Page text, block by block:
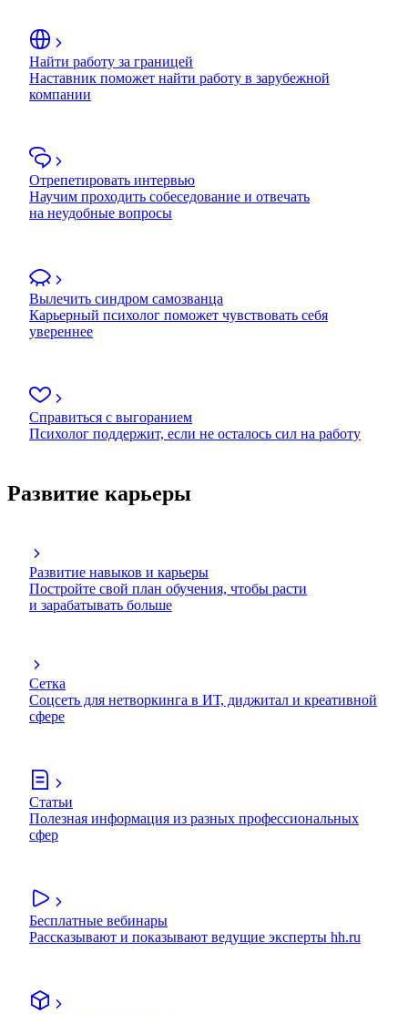
Найти работу за границей
Наставник поможет найти работу в зарубежной
компании
Отрепетировать интервью
Научим проходить собеседование и отвечать
на неудобные вопросы
Вылечить синдром самозванца
Карьерный психолог поможет чувствовать себя
увереннее
Справиться с выгоранием
Психолог поддержит, если не осталось сил на работу
Развитие карьеры
Развитие навыков и карьеры
Постройте свой план обучения, чтобы расти
и зарабатывать больше
Сетка
Соцсеть для нетворкинга в ИТ, диджитал и креативной
сфере
Статьи
Полезная информация из разных профессиональных
сфер
Бесплатные вебинары
Рассказывают и показывают ведущие эксперты hh.ru